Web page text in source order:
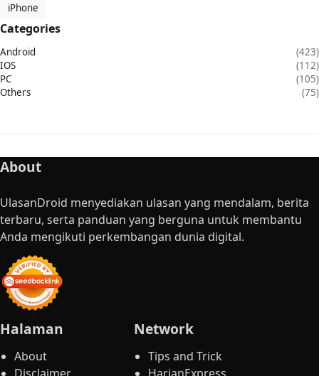
iPhone
Categories
Android
(423)
IOS
(112)
PC
(105)
Others
(75)
About
UlasanDroid menyediakan ulasan yang mendalam, berita
terbaru, serta panduan yang berguna untuk membantu
Anda mengikuti perkembangan dunia digital.
Halaman
About
Network
Tips and Trick